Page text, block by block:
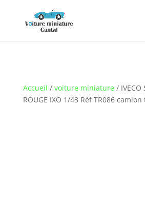
Accueil / voiture miniature / IVECO
ROUGE IXO 1/43 Réf TR086